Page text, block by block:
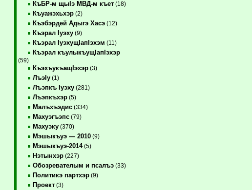
КъБР-м щыIэ МВД-м къет(18)
Къуажэхьхэр(2)
Къэбэрдей Адыгэ Хасэ(12)
Къэрал Iуэху(9)
Къэрал IуэхущIапIэхэм (11)
Къэрал къулыкъущIапIэхэр
(59)
КъэхъукъащIэхэр(3)
ЛъэIу(1)
Лъэпкъ Iуэху(281)
Лъэпкъхэр(5)
Малъхъэдис(334)
Махуэгъэпс(79)
Махуэку(370)
Мэшыкъуэ — 2010(9)
Мэшыкъуэ-2014(5)
Нэтынхэр(227)
Обозревателым и псалъэ(33)
Политикэ партхэр(9)
Проект(3)